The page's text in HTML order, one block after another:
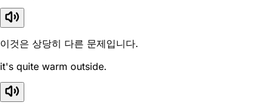
이것은 상당히 다른 문제입니다.
it's quite warm outside.